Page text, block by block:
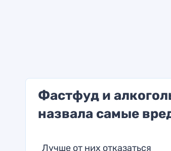
Фастфуд и
назвала самые
Лучше от них отказаться